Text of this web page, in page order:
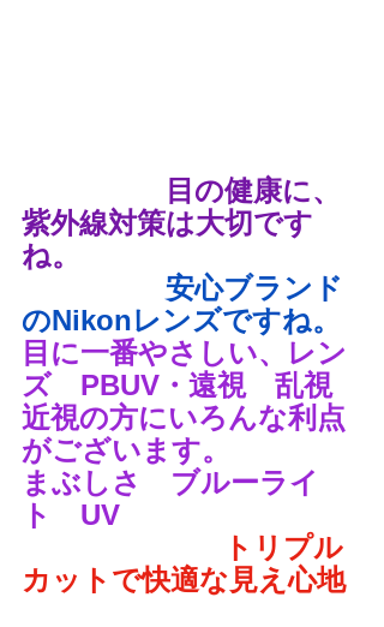
目の健康に、
紫外線対策は大切です
ね。
安心ブランド
のNikonレンズですね。
目に一番やさしい、レン
ズ　PBUV・遠視　乱視
近視の方にいろんな利点
がございます。
まぶしさ　ブルーライ
ト　UV
トリプル
カットで快適な見え心地